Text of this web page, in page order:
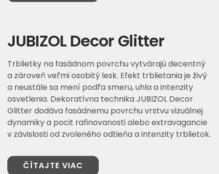
JUBIZOL Decor Glitter
Trblietky na fasádnom povrchu vytvárajú decentný
a zároveň veľmi osobitý lesk. Efekt trblietania je živý
a neustále sa mení podľa smeru, uhla a intenzity
osvetlenia. Dekoratívna technika JUBIZOL Decor
Glitter dodáva fasádnemu povrchu vrstvu vizuálnej
dynamiky a pocit rafinovanosti alebo extravagancie
v závislosti od zvoleného odtieňa a intenzity trblietok.
ČÍTAJTE VIAC